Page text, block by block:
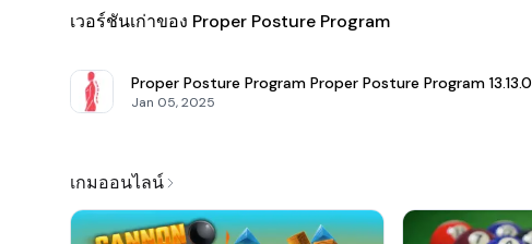
เวอร์ชันเก่าของ Proper Posture Program
Proper Posture Program Proper Posture Program 13.13.0
Jan 05, 2025
เกมออนไลน์